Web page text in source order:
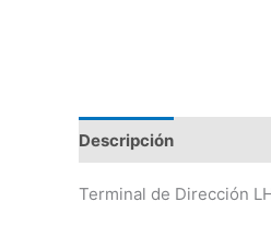
Descripción
Terminal de Dirección